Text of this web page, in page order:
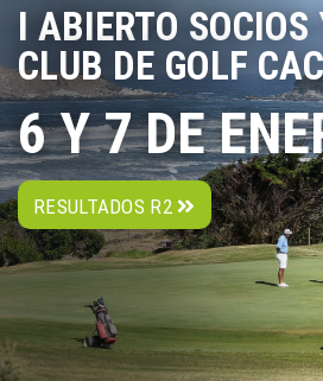
I ABIERTO SOCIOS
CLUB DE GOLF
6 Y 7 DE
RESULTADOS R2